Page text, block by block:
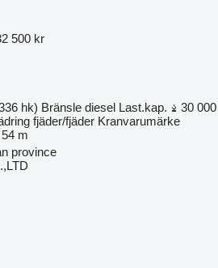
500 kr
hk) Bränsle diesel Last.kap.
30 000
fjäder/fjäder Kranvarumärke
54 m
province